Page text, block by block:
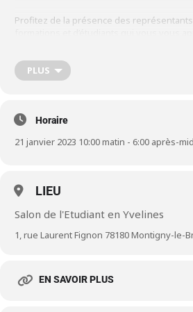
Profitez de la présence des
Vous obtiendrez toutes les informations
d’obtenir des conseils personnalisés !
PLUS
Horaire
21 janvier 2023 10:00 matin - 6:00 après-
LIEU
Salon de l'Etudiant en Yvelines
1, rue Laurent Fignon 78180 Montigny-le-
EN SAVOIR PLUS